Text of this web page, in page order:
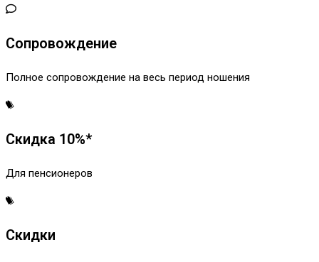
Сопровождение
Полное сопровождение на весь период ношения
Скидка 10%*
Для пенсионеров
Скидки